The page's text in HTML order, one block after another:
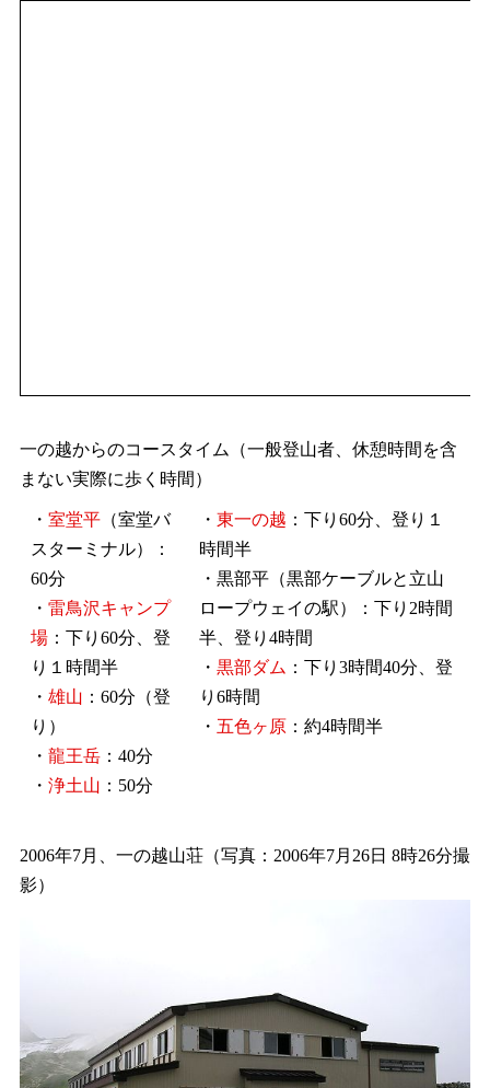
一の越からのコースタイム（一般登山者、休憩時間を含
まない実際に歩く時間）
・ 室堂平 （室堂バ
スターミナル）：
60分
・ 雷鳥沢キャンプ
場 ：下り60分、登
り１時間半
・ 雄山 ：60分（登
り）
・ 龍王岳 ：40分
・ 浄土山 ：50分
・ 東一の越 ：下り60分、登り１
時間半
・黒部平（黒部ケーブルと立山
ロープウェイの駅）：下り2時間
半、登り4時間
・ 黒部ダム ：下り3時間40分、登
り6時間
・ 五色ヶ原 ：約4時間半
2006年7月、一の越山荘（写真：2006年7月26日 8時26分撮
影）